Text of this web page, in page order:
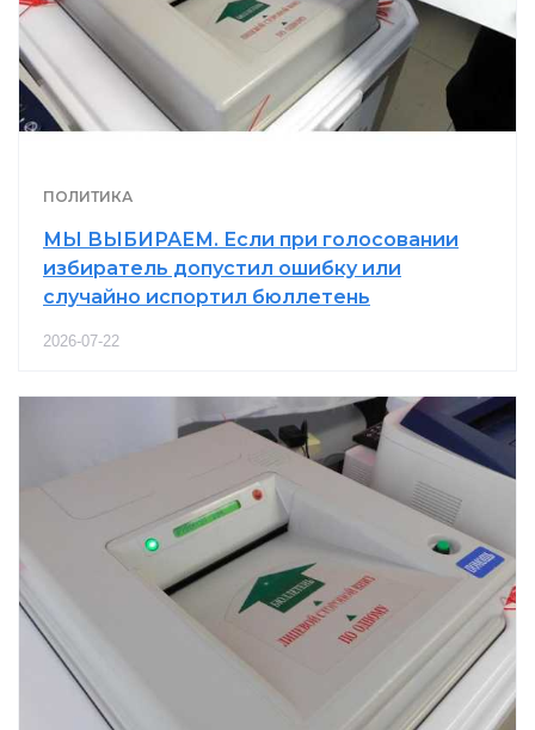
ПОЛИТИКА
МЫ ВЫБИРАЕМ. Если при голосовании
избиратель допустил ошибку или
случайно испортил бюллетень
2026-07-22